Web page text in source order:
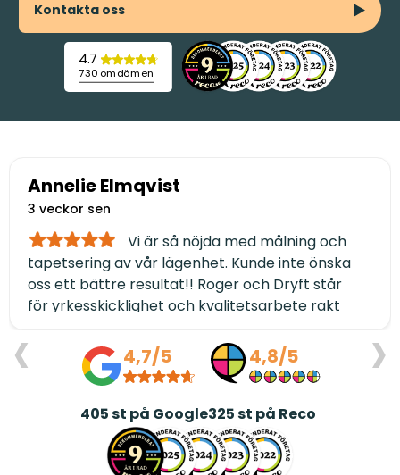
Kontakta oss
4.7
730 omdömen
Annelie Elmqvist
3 veckor sen
Vi är så nöjda med målning och
tapetsering av vår lägenhet. Kunde inte önska
oss ett bättre resultat!! Roger och Dryft står
för yrkesskicklighet och kvalitetsarbete rakt
och är genomtrevliga i alla led. TACK ❤️/Annelie
och Jerry Elmqvist
‹ ›
4,7/5
405st på Google
4,8/5
325st på Reco